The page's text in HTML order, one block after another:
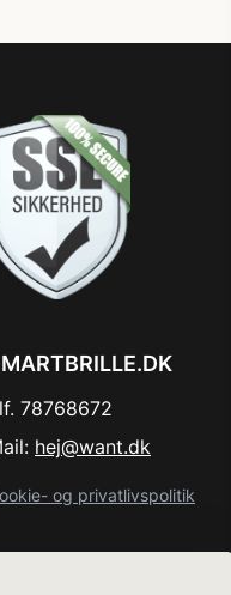
78768672
hej@want.dk
og privatlivspolitik